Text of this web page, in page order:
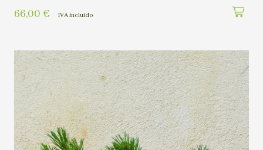
66,00 € IVA incluído